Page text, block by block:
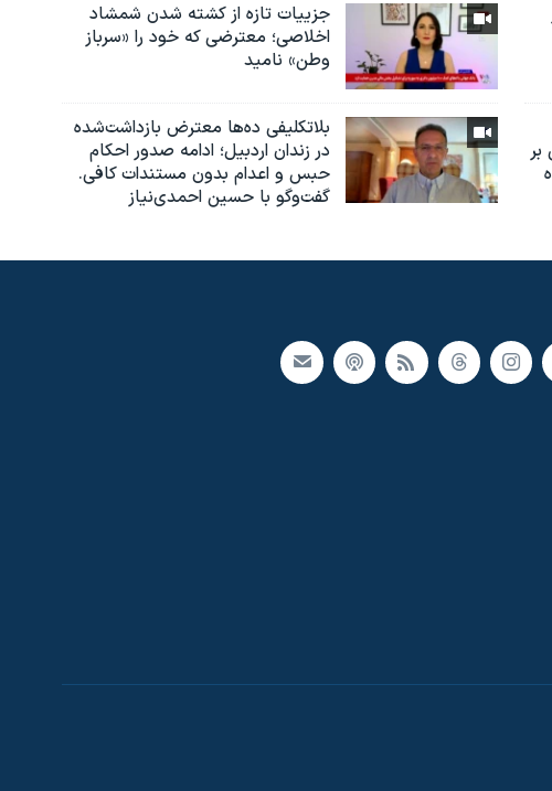
جزییات تازه از کشته شدن شمشاد
اخلاصی؛ معترضی که خود را «سرباز
وطن» نامید
بر
بلاتکلیفی ده‌ها معترض بازداشت‌شده
در زندان اردبیل؛ ادامه صدور احکام
حبس و اعدام بدون مستندات کافی.
گفت‌وگو با حسین احمدی‌نیاز